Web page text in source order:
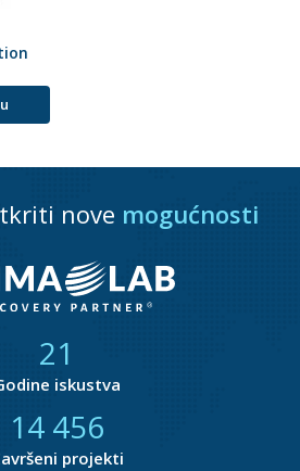
nove mogućnosti
21
iskustva
14 732
projekti